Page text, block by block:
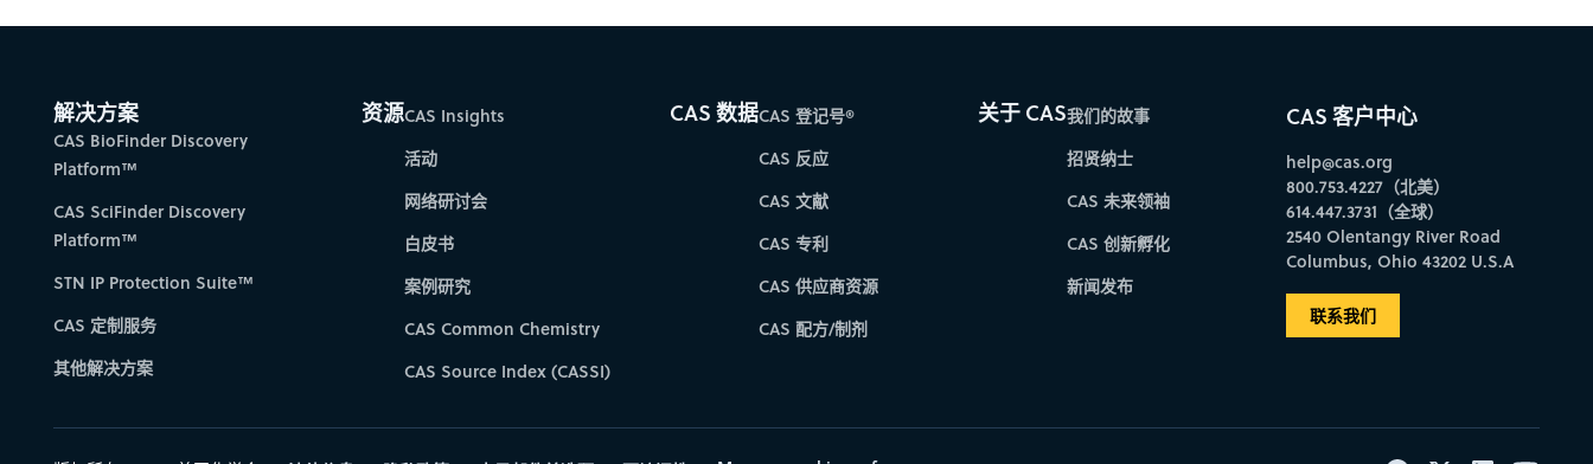
解决方案
CAS BioFinder Discovery
Platform™
CAS SciFinder Discovery
Platform™
STN IP Protection Suite™
CAS 定制服务
其他解决方案
资源CAS Insights
活动
网络研讨会
白皮书
案例研究
CAS Common Chemistry
CAS Source Index (CASSI)
CAS 数据CAS 登记号®
CAS 反应
CAS 文献
CAS 专利
CAS 供应商资源
CAS 配方/制剂
关于 CAS我们的故事
招贤纳士
CAS 未来领袖
CAS 创新孵化
新闻发布
CAS 客户中心
help@cas.org
800.753.4227（北美）
614.447.3731（全球）
2540 Olentangy River Road
Columbus, Ohio 43202 U.S.A
联系我们